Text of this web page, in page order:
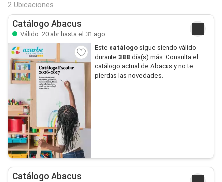
2 Ubicaciones
Catálogo Abacus
Válido: 20 abr hasta el 31 ago
Este catálogosigue siendo válido
durante 388 día(s) más. Consulta el
catálogo actual de Abacus y no te
pierdas las novedades.
Catálogo Abacus